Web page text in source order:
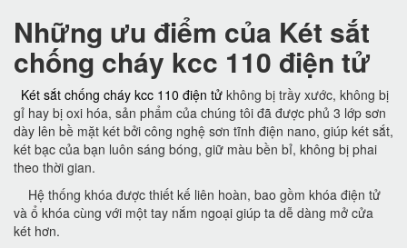
Những ưu điểm của Két sắt
chống cháy kcc 110 điện tử
Két sắt chống cháy kcc 110 điện tử không bị trầy xước, không bị
gỉ hay bị oxi hóa, sản phẩm của chúng tôi đã được phủ 3 lớp sơn
dày lên bề mặt két bởi công nghệ sơn tĩnh điện nano, giúp két sắt,
két bạc của bạn luôn sáng bóng, giữ màu bền bỉ, không bị phai
theo thời gian.
Hệ thống khóa được thiết kế liên hoàn, bao gồm khóa điện tử
và ổ khóa cùng với một tay nắm ngoại giúp ta dễ dàng mở cửa
két hơn.